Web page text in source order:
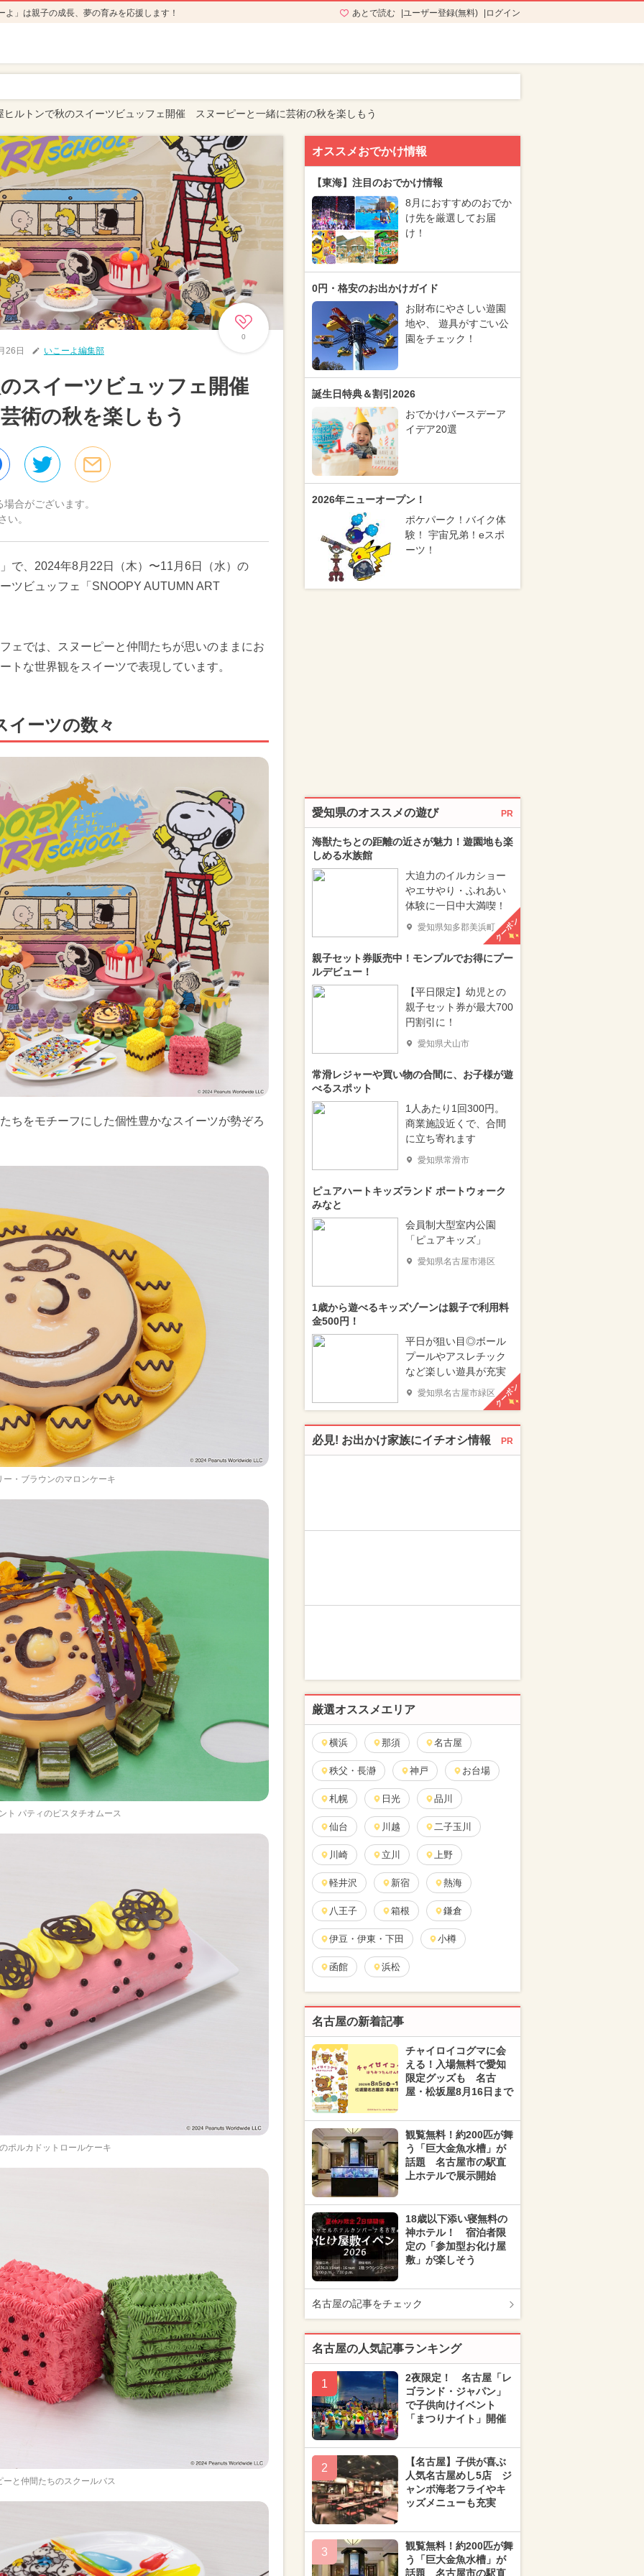
」は親子の成長、夢の育みを応援します！ あとで読む ユーザー登録(無料) ログイン
ヒルトンで秋のスイーツビュッフェ開催 スヌーピーと一緒に芸術の秋を楽しもう
0
26日 いこーよ編集部
スイーツビュッフェ開催
術の秋を楽しもう
合がございます。
い。
で、2024年8月22日（木）〜11月6日（水）の
ツビュッフェ「SNOOPY AUTUMN ART
ェでは、スヌーピーと仲間たちが思いのままにお
トな世界観をスイーツで表現しています。
イーツの数々
ちをモチーフにした個性豊かなスイーツが勢ぞろ
ー・ブラウンのマロンケーキ
ト パティのピスタチオムース
ポルカドットロールケーキ
ーと仲間たちのスクールバス
オススメおでかけ情報
【東海】注目のおでかけ情報
8月におすすめのおでか
け先を厳選してお届
け！
0円・格安のお出かけガイド
お財布にやさしい遊園
地や、 遊具がすごい公
園をチェック！
誕生日特典＆割引2026
おでかけバースデーア
イデア20選
2026年ニューオープン！
ポケパーク！バイク体
験！ 宇宙兄弟！eスポ
ーツ！
愛知県のオススメの遊び PR
海獣たちとの距離の近さが魅力！遊園地も楽
しめる水族館
大迫力のイルカショー
やエサやり・ふれあい
体験に一日中大満喫！
愛知県知多郡美浜町クーポン
親子セット券販売中！モンプルでお得にプー
ルデビュー！
【平日限定】幼児との
親子セット券が最大700
円割引に！
愛知県犬山市
常滑レジャーや買い物の合間に、お子様が遊
べるスポット
1人あたり1回300円。
商業施設近くで、合間
に立ち寄れます
愛知県常滑市
ピュアハートキッズランド ポートウォーク
みなと
会員制大型室内公園
「ピュアキッズ」
愛知県名古屋市港区
1歳から遊べるキッズゾーンは親子で利用料
金500円！
平日が狙い目◎ボール
プールやアスレチック
など楽しい遊具が充実
愛知県名古屋市緑区クーポン
必見! お出かけ家族にイチオシ情報 PR
厳選オススメエリア
横浜 那須 名古屋
秩父・長瀞 神戸 お台場
札幌 日光 品川
仙台 川越 二子玉川
川崎 立川 上野
軽井沢 新宿 熱海
八王子 箱根 鎌倉
伊豆・伊東・下田 小樽
函館 浜松
名古屋の新着記事
チャイロイコグマに会
える！入場無料で愛知
限定グッズも 名古
屋・松坂屋8月16日まで
観覧無料！約200匹が舞
う「巨大金魚水槽」が
話題 名古屋市の駅直
上ホテルで展示開始
18歳以下添い寝無料の
神ホテル！ 宿泊者限
定の「参加型お化け屋
敷」が楽しそう
名古屋の記事をチェック
名古屋の人気記事ランキング
1
2夜限定！ 名古屋「レ
ゴランド・ジャパン」
で子供向けイベント
「まつりナイト」開催
2
【名古屋】子供が喜ぶ
人気名古屋めし5店 ジ
ャンボ海老フライやキ
ッズメニューも充実
3
観覧無料！約200匹が舞
う「巨大金魚水槽」が
話題 名古屋市の駅直